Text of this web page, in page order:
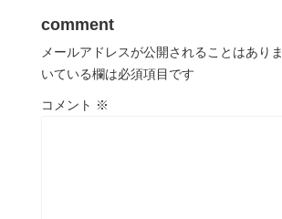
comment
メールアドレスが公開されることはありま
いている欄は必須項目です
コメント ※